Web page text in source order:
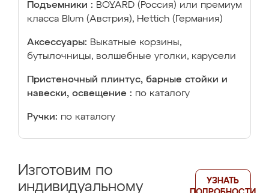
Подъемники : BOYARD (Россия) или премиум
класса Blum (Австрия), Hettich (Германия)
Аксессуары: Выкатные корзины,
бутылочницы, волшебные уголки, карусели
Пристеночный плинтус, барные стойки и
навески, освещение : по каталогу
Ручки: по каталогу
Изготовим по
индивидуальному
УЗНАТЬ